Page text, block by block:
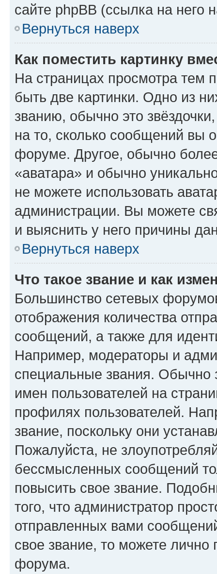
сайте phpBB (ссылка на него
Вернуться наверх
Как поместить картинку
На страницах просмотра тем
быть две картинки. Одно из
званию, обычно это
на то, сколько сообщений вы
форуме. Другое, обычно
«аватара» и обычно
не можете использовать
администрации. Вы можете
и выяснить у него причины
Вернуться наверх
Что такое звание и как
Большинство сетевых
отображения количества
сообщений, а также для
Например, модераторы и
специальные звания. Обычно
имен пользователей на
профилях пользователей.
звание, поскольку они
Пожалуйста, не
бессмысленных сообщений
повысить свое звание.
того, что администратор
отправленных вами
свое звание, то можете лично
форума.